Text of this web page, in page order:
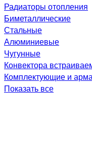
Радиаторы отопления
Биметаллические
Стальные
Алюминиевые
Чугунные
Конвектора
Комплектующие и
Показать все